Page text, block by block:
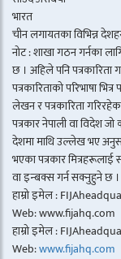
भारत
चीन लगायतका विभिन्न
नोट : शाखा गठन गर्नका
छ । अहिले पनि पत्रकारिता
पत्रकारिताको परिभाषा
लेखन र पत्रकारिता
पत्रकार नेपाली वा विदेश
देशमा माथि उल्लेख भए
भएका पत्रकार मित्रहरूलाई
वा इन्बक्स गर्न सक्नुहुने छ ।
हाम्रो इमेल :
Web: www.fijahq.com
हाम्रो इमेल :
Web:www.fijahq.com